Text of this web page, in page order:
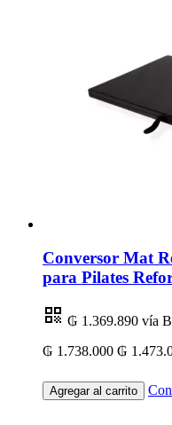
Conversor Mat
para Pilates
₲ 1.369.890 vía
₲ 1.738.000 ₲
Agregar al carrito